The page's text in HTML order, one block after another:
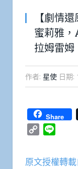
【劇情
蜜莉雅，
拉姆雷姆
作者: 星使 日期:
Share
Copy
原文授權轉